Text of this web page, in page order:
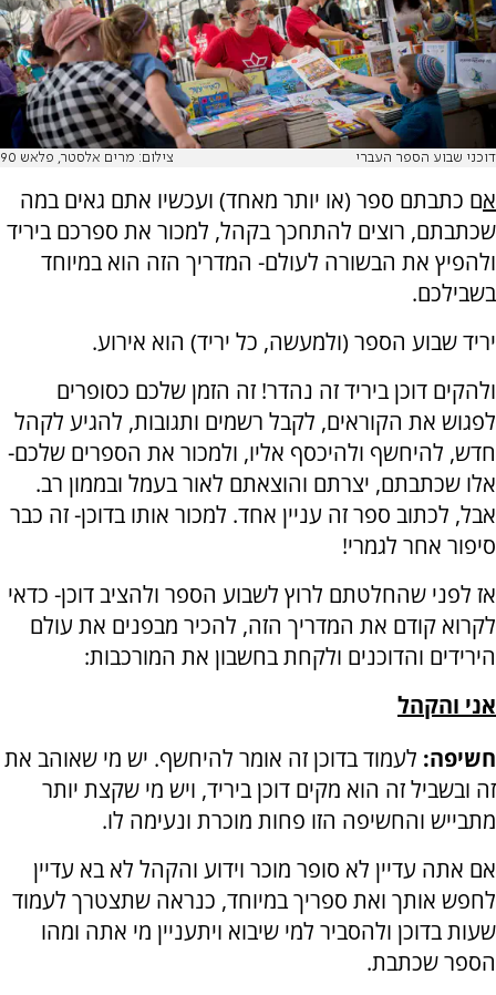
דוכני שבוע הספר העברי צילום: מרים אלסטר, פלאש 90
אם כתבתם ספר (או יותר מאחד) ועכשיו אתם גאים במה
שכתבתם, רוצים להתחכך בקהל, למכור את ספרכם ביריד
ולהפיץ את הבשורה לעולם- המדריך הזה הוא במיוחד
בשבילכם.
יריד שבוע הספר (ולמעשה, כל יריד) הוא אירוע.
ולהקים דוכן ביריד זה נהדר! זה הזמן שלכם כסופרים
לפגוש את הקוראים, לקבל רשמים ותגובות, להגיע לקהל
חדש, להיחשף ולהיכסף אליו, ולמכור את הספרים שלכם-
אלו שכתבתם, יצרתם והוצאתם לאור בעמל ובממון רב.
אבל, לכתוב ספר זה עניין אחד. למכור אותו בדוכן- זה כבר
סיפור אחר לגמרי!
אז לפני שהחלטתם לרוץ לשבוע הספר ולהציב דוכן- כדאי
לקרוא קודם את המדריך הזה, להכיר מבפנים את עולם
הירידים והדוכנים ולקחת בחשבון את המורכבות:
אני והקהל
חשיפה: לעמוד בדוכן זה אומר להיחשף. יש מי שאוהב את
זה ובשביל זה הוא מקים דוכן ביריד, ויש מי שקצת יותר
מתבייש והחשיפה הזו פחות מוכרת ונעימה לו.
אם אתה עדיין לא סופר מוכר וידוע והקהל לא בא עדיין
לחפש אותך ואת ספריך במיוחד, כנראה שתצטרך לעמוד
שעות בדוכן ולהסביר למי שיבוא ויתעניין מי אתה ומהו
הספר שכתבת.